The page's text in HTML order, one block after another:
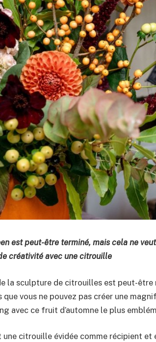
est peut-être terminé, mais cela ne
créativité avec une citrouille
la sculpture de citrouilles est peut-être
que vous ne pouvez pas créer une
avec ce fruit d’automne le plus
une citrouille évidée comme récipient